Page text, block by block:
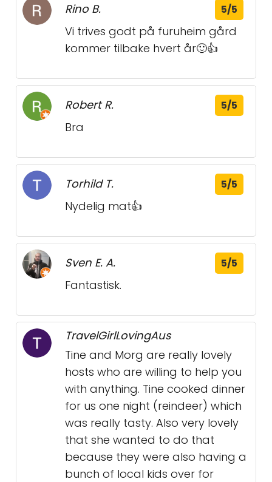
Rino B. 5/5
Vi trives godt på furuheim gård
kommer tilbake hvert år🙂👍
Robert R. 5/5
Bra
Torhild T. 5/5
Nydelig mat👍
Sven E. A. 5/5
Fantastisk.
TravelGirlLovingAus
Tine and Morg are really lovely
hosts who are willing to help you
with anything. Tine cooked dinner
for us one night (reindeer) which
was really tasty. Also very lovely
that she wanted to do that
because they were also having a
bunch of local kids over for